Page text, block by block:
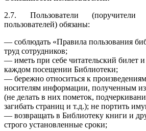
2.7. Пользователи (поручители
пользователей) обязаны:
— соблюдать «Правила пользования
труд сотрудников;
— иметь при себе читательский билет и
каждом посещении Библиотеки;
— бережно относиться к
носителям информации, полученным
(не делать в них пометок,
загибать страниц и т.д.); не портить
— возвращать в Библиотеку книги и
строго установленные сроки;